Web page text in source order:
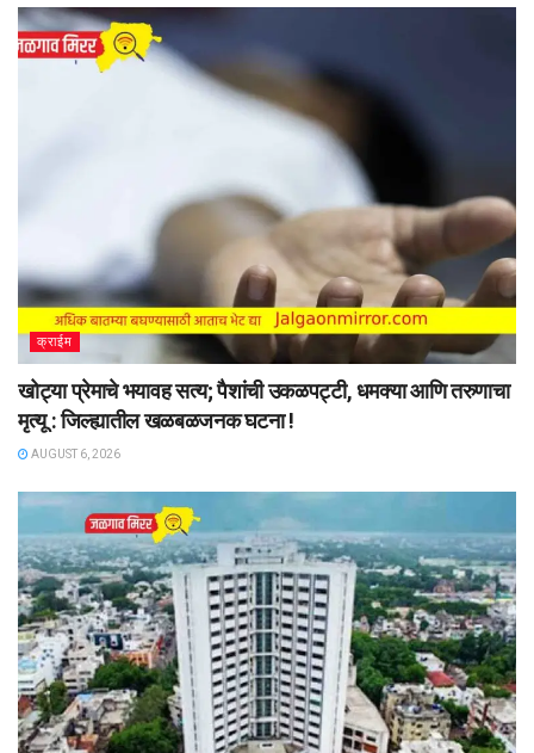
क्राईम
खोट्या प्रेमाचे भयावह सत्य; पैशांची उकळपट्टी, धमक्या आणि तरुणाचा
मृत्यू : जिल्ह्यातील खळबळजनक घटना !
AUGUST 6, 2026